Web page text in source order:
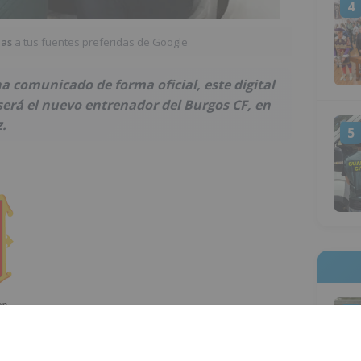
a tus fuentes preferidas de Google
comunicado de forma oficial, este digital
el nuevo entrenador del Burgos CF, en
4
5